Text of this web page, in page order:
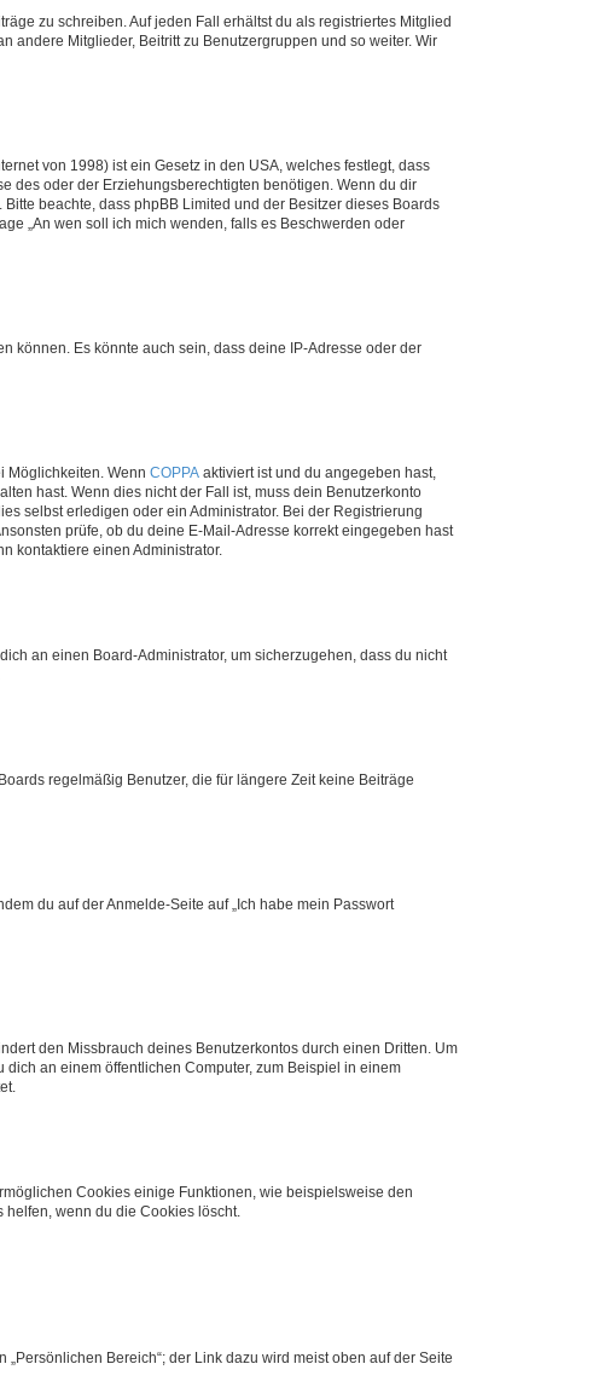
zu schreiben. Auf jeden Fall erhältst du als registriertes Mitglied
andere Mitglieder, Beitritt zu Benutzergruppen und so weiter. Wir
von 1998) ist ein Gesetz in den USA, welches festlegt, dass
des oder der Erziehungsberechtigten benötigen. Wenn du dir
beachte, dass phpBB Limited und der Besitzer dieses Boards
„An wen soll ich mich wenden, falls es Beschwerden oder
können. Es könnte auch sein, dass deine IP-Adresse oder der
Möglichkeiten. Wenn COPPA aktiviert ist und du angegeben hast,
hast. Wenn dies nicht der Fall ist, muss dein Benutzerkonto
selbst erledigen oder ein Administrator. Bei der Registrierung
prüfe, ob du deine E-Mail-Adresse korrekt eingegeben hast
kontaktiere einen Administrator.
an einen Board-Administrator, um sicherzugehen, dass du nicht
regelmäßig Benutzer, die für längere Zeit keine Beiträge
du auf der Anmelde-Seite auf „Ich habe mein Passwort
den Missbrauch deines Benutzerkontos durch einen Dritten. Um
an einem öffentlichen Computer, zum Beispiel in einem
Cookies einige Funktionen, wie beispielsweise den
helfen, wenn du die Cookies löscht.
Bereich“; der Link dazu wird meist oben auf der Seite